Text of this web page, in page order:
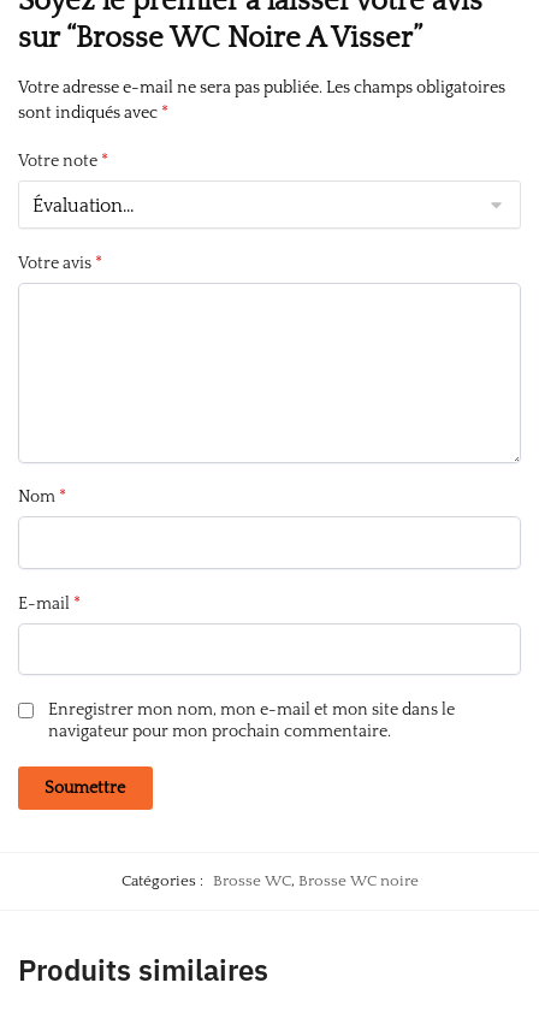
sur “Brosse WC Noire A Visser”
Votre adresse e-mail ne sera pas publiée. Les champs obligatoires
sont indiqués avec *
Votre note *
Votre avis *
Nom *
E-mail *
Enregistrer mon nom, mon e-mail et mon site dans le
navigateur pour mon prochain commentaire.
Catégories : Brosse WC, Brosse WC noire
Produits similaires